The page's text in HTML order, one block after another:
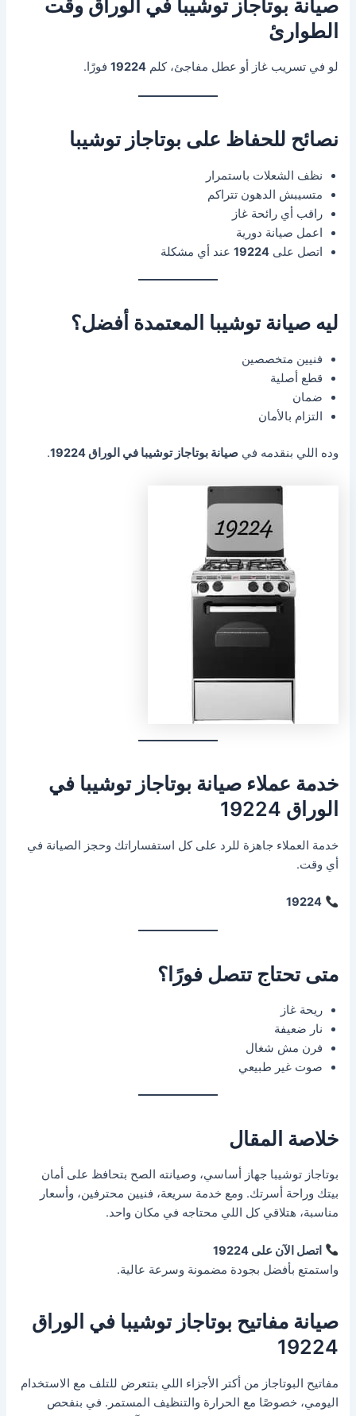
صيانة بوتاجاز توشيبا في الوراق وقت
الطوارئ
لو في تسريب غاز أو عطل مفاجئ، كلم19224 فورًا.
نصائح للحفاظ على بوتاجاز توشيبا
نظف الشعلات باستمرار
متسيبش الدهون تتراكم
راقب أي رائحة غاز
اعمل صيانة دورية
اتصل على19224 عند أي مشكلة
ليه صيانة توشيبا المعتمدة أفضل؟
فنيين متخصصين
قطع أصلية
ضمان
التزام بالأمان
وده اللي بنقدمه فيصيانة بوتاجاز توشيبا في الوراق 19224 .
خدمة عملاء صيانة بوتاجاز توشيبا في
الوراق 19224
خدمة العملاء جاهزة للرد على كل استفساراتك وحجز الصيانة في
أي وقت.
19224
متى تحتاج تتصل فورًا؟
ريحة غاز
نار ضعيفة
فرن مش شغال
صوت غير طبيعي
خلاصة المقال
بوتاجاز توشيبا جهاز أساسي، وصيانته الصح بتحافظ على أمان
بيتك وراحة أسرتك. ومع خدمة سريعة، فنيين محترفين، وأسعار
مناسبة، هتلاقي كل اللي محتاجه في مكان واحد.
اتصل الآن على 19224
واستمتع بأفضل بجودة مضمونة وسرعة عالية.
صيانة مفاتيح بوتاجاز توشيبا في الوراق
19224
مفاتيح البوتاجاز من أكتر الأجزاء اللي بتتعرض للتلف مع الاستخدام
اليومي، خصوصًا مع الحرارة والتنظيف المستمر. في بنفحص